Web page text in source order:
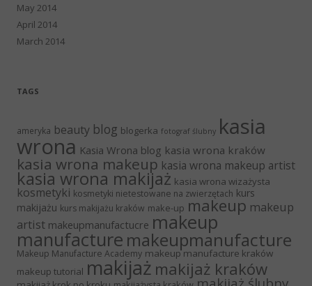
May 2014
April 2014
March 2014
TAGS
ameryka beauty blog blogerka fotograf ślubny kasia
wrona Kasia Wrona blog kasia wrona kraków
kasia wrona makeup kasia wrona makeup artist
kasia wrona makijaż kasia wrona wizażysta
kosmetyki kosmetyki nietestowane na zwierzętach kurs
makijażu kurs makijażu kraków make-up makeup makeup
artist makeupmanufactucre makeup
manufacture makeupmanufacture
Makeup Manufacture Academy makeup manufacture kraków
makeup tutorial makijaż makijaż kraków